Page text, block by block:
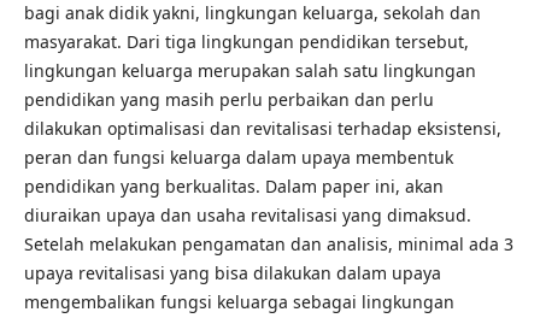
bagi anak didik yakni, lingkungan keluarga, sekolah dan
masyarakat. Dari tiga lingkungan pendidikan tersebut,
lingkungan keluarga merupakan salah satu lingkungan
pendidikan yang masih perlu perbaikan dan perlu
dilakukan optimalisasi dan revitalisasi terhadap eksistensi,
peran dan fungsi keluarga dalam upaya membentuk
pendidikan yang berkualitas. Dalam paper ini, akan
diuraikan upaya dan usaha revitalisasi yang dimaksud.
Setelah melakukan pengamatan dan analisis, minimal ada 3
upaya revitalisasi yang bisa dilakukan dalam upaya
mengembalikan fungsi keluarga sebagai lingkungan